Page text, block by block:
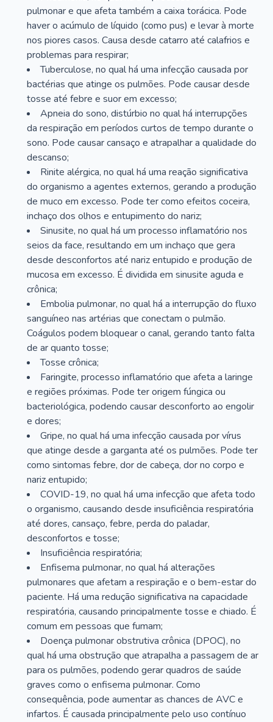
pulmonar e que afeta também a caixa torácica. Pode
haver o acúmulo de líquido (como pus) e levar à morte
nos piores casos. Causa desde catarro até calafrios e
problemas para respirar;
Tuberculose, no qual há uma infecção causada por
bactérias que atinge os pulmões. Pode causar desde
tosse até febre e suor em excesso;
Apneia do sono, distúrbio no qual há interrupções
da respiração em períodos curtos de tempo durante o
sono. Pode causar cansaço e atrapalhar a qualidade do
descanso;
Rinite alérgica, no qual há uma reação significativa
do organismo a agentes externos, gerando a produção
de muco em excesso. Pode ter como efeitos coceira,
inchaço dos olhos e entupimento do nariz;
Sinusite, no qual há um processo inflamatório nos
seios da face, resultando em um inchaço que gera
desde desconfortos até nariz entupido e produção de
mucosa em excesso. É dividida em sinusite aguda e
crônica;
Embolia pulmonar, no qual há a interrupção do fluxo
sanguíneo nas artérias que conectam o pulmão.
Coágulos podem bloquear o canal, gerando tanto falta
de ar quanto tosse;
Tosse crônica;
Faringite, processo inflamatório que afeta a laringe
e regiões próximas. Pode ter origem fúngica ou
bacteriológica, podendo causar desconforto ao engolir
e dores;
Gripe, no qual há uma infecção causada por vírus
que atinge desde a garganta até os pulmões. Pode ter
como sintomas febre, dor de cabeça, dor no corpo e
nariz entupido;
COVID-19, no qual há uma infecção que afeta todo
o organismo, causando desde insuficiência respiratória
até dores, cansaço, febre, perda do paladar,
desconfortos e tosse;
Insuficiência respiratória;
Enfisema pulmonar, no qual há alterações
pulmonares que afetam a respiração e o bem-estar do
paciente. Há uma redução significativa na capacidade
respiratória, causando principalmente tosse e chiado. É
comum em pessoas que fumam;
Doença pulmonar obstrutiva crônica (DPOC), no
qual há uma obstrução que atrapalha a passagem de ar
para os pulmões, podendo gerar quadros de saúde
graves como o enfisema pulmonar. Como
consequência, pode aumentar as chances de AVC e
infartos. É causada principalmente pelo uso contínuo